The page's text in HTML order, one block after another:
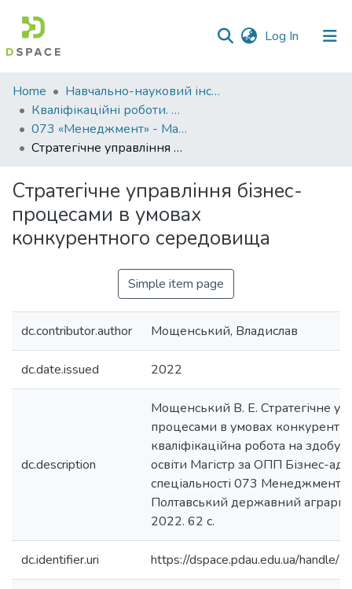
Log In (current)
Communities
&
Collections
All of DSpace
Statistics
Home
Навчально-науковий інститут економіки, управління, права та інформаційних технологій
Кваліфікаційні роботи. ННІ економіки, управління, права та ІТ
073 «Менеджмент» - Магістри 2022-2023
Стратегічне управління бізнес-процесами в умовах конкурентного середовища
Стратегічне управління бізнес-
процесами в умовах
конкурентного середовища
Simple item page
dc.contributor.author Мощенський, Владислав
dc.date.issued 2022
dc.description
Мощенський В. Е. Стратегічне
процесами в умовах
кваліфікаційна робота на
освіти Магістр за ОПП Бізнес-
спеціальності 073 Менеджмент.
Полтавський державний
2022. 62 с.
dc.identifier.uri https://dspace.pdau.edu.ua/